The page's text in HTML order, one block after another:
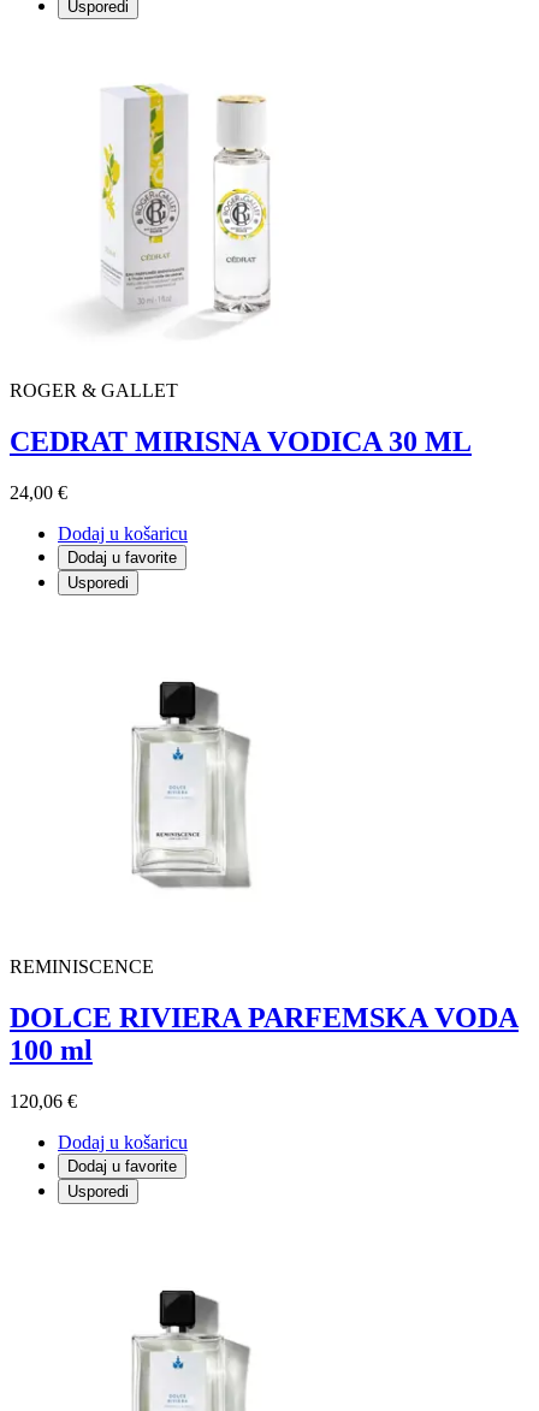
Usporedi
ROGER & GALLET
CEDRAT MIRISNA VODICA 30 ML
24,00 €
Dodaj u košaricu
Dodaj u favorite
Usporedi
REMINISCENCE
DOLCE RIVIERA PARFEMSKA VODA
100 ml
120,06 €
Dodaj u košaricu
Dodaj u favorite
Usporedi